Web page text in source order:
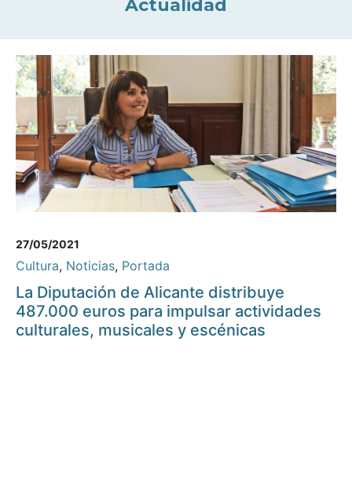
Actualidad
27/05/2021
Cultura, Noticias, Portada
La Diputación de Alicante distribuye
487.000 euros para impulsar actividades
culturales, musicales y escénicas